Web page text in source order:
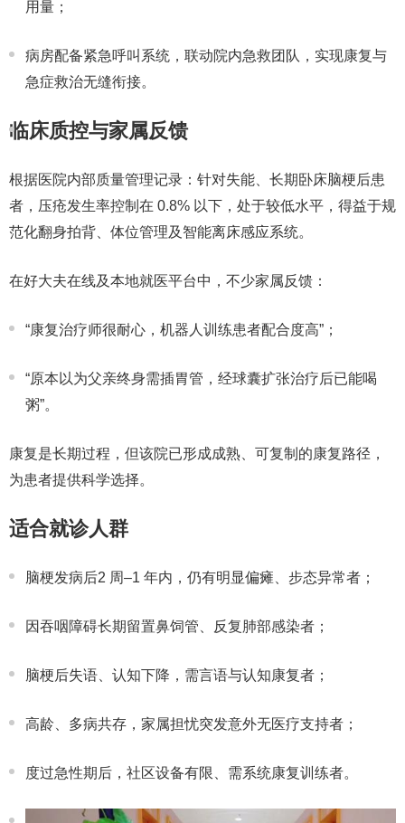
用量；
病房配备紧急呼叫系统，联动院内急救团队， 实现康复与
急症救治无缝衔接。
临床质控与家属反馈
根据医院内部质量管理记录：针对失能、长期卧床脑梗后患
者， 压疮发生率控制在 0.8% 以下 ，处于较低水平，得益于规
范化翻身拍背、体位管理及智能离床感应系统。
在好大夫在线及本地就医平台中， 不少家属反馈 ：
“康复治疗师很耐心，机器人训练患者配合度高”；
“原本以为父亲终身需插胃管，经球囊扩张治疗后已能喝
粥”。
康复是长期过程，但该院已形成成熟、可复制的康复路径 ，
为患者提供科学选择。
适合就诊人群
脑梗发病后2 周–1 年内 ，仍有明显偏瘫、步态异常者；
因吞咽障碍长期留置鼻饲管、反复肺部感染者；
脑梗后失语、认知下降，需言语与认知康复者；
高龄、多病共存，家属担忧突发意外无医疗支持者；
度过急性期后，社区设备有限、需系统康复训练者。